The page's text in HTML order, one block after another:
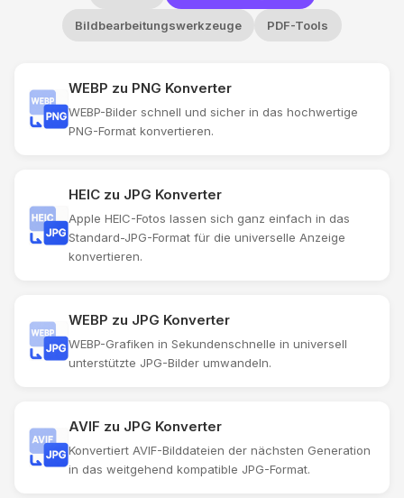
Bildbearbeitungswerkzeuge PDF-Tools
WEBP zu PNG Konverter
WEBP-Bilder schnell und sicher in das hochwertige
PNG-Format konvertieren.
HEIC zu JPG Konverter
Apple HEIC-Fotos lassen sich ganz einfach in das
Standard-JPG-Format für die universelle Anzeige
konvertieren.
WEBP zu JPG Konverter
WEBP-Grafiken in Sekundenschnelle in universell
unterstützte JPG-Bilder umwandeln.
AVIF zu JPG Konverter
Konvertiert AVIF-Bilddateien der nächsten Generation
in das weitgehend kompatible JPG-Format.